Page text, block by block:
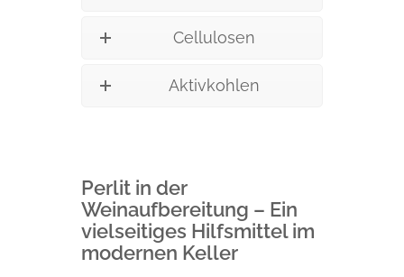
Cellulosen
Aktivkohlen
Perlit in der
Weinaufbereitung – Ein
vielseitiges Hilfsmittel im
modernen Keller